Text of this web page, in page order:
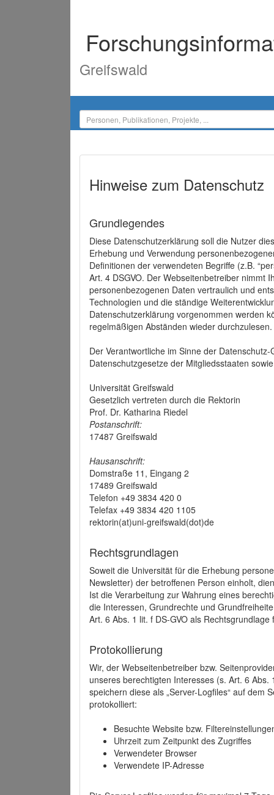
Greifswald
Hinweise zum Datenschutz
Grundlegendes
Diese Datenschutzerklärung soll die Nutzer
Erhebung und Verwendung
Definitionen der verwendeten Begriffe (z.B.
Art. 4 DSGVO. Der Webseitenbetreiber nimmt
personenbezogenen Daten vertraulich und
Technologien und die ständige
Datenschutzerklärung vorgenommen werden
regelmäßigen Abständen wieder durchzulesen.
Der Verantwortliche im Sinne der
Datenschutzgesetze der Mitgliedsstaaten
Universität Greifswald
Gesetzlich vertreten durch die Rektorin
Prof. Dr. Katharina Riedel
Postanschrift:
17487 Greifswald
Hausanschrift:
Domstraße 11, Eingang 2
17489 Greifswald
Telefon +49 3834 420 0
Telefax +49 3834 420 1105
rektorin(at)uni-greifswald(dot)de
Rechtsgrundlagen
Soweit die Universität für die Erhebung
Newsletter) der betroffenen Person einholt,
Ist die Verarbeitung zur Wahrung eines
die Interessen, Grundrechte und
Art. 6 Abs. 1 lit. f DS-GVO als
Protokollierung
Wir, der Webseitenbetreiber bzw.
unseres berechtigten Interesses (s. Art. 6
speichern diese als „Server-Logfiles“ auf dem
protokolliert:
Besuchte Website bzw.
Uhrzeit zum Zeitpunkt des Zugriffes
Verwendeter Browser
Verwendete IP-Adresse